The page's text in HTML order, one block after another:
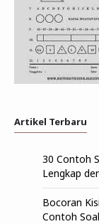
Artikel Terbaru
30 Contoh
Lengkap
Bocoran
Contoh